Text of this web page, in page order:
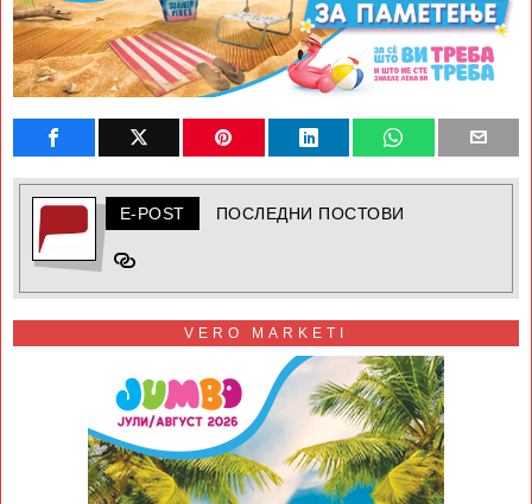
E-POST ПОСЛЕДНИ ПОСТОВИ
VERO MARKETI